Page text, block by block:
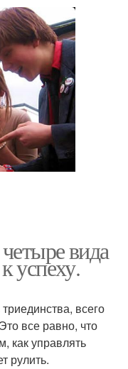
вида
успеху.
всего
все равно, что
как управлять
рулить.